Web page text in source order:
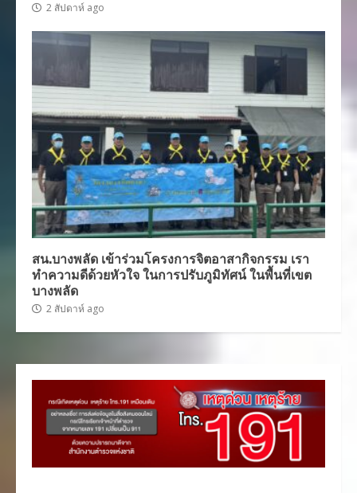
2 สัปดาห์ ago
สน.บางพลัด เข้าร่วมโครงการจิตอาสากิจกรรม เรา
ทำความดีด้วยหัวใจ ในการปรับภูมิทัศน์ ในพื้นที่เขต
บางพลัด
2 สัปดาห์ ago